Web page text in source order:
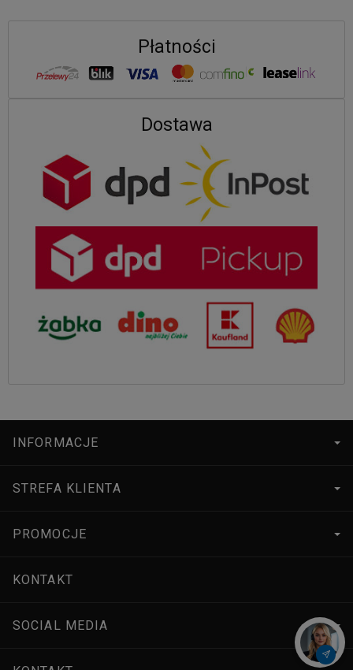
Płatności
Dostawa
INFORMACJE
STREFA KLIENTA
PROMOCJE
KONTAKT
SOCIAL MEDIA